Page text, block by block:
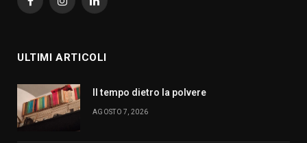
FacebookInstagramLinkedIn
ULTIMI ARTICOLI
Il tempo dietro la polvere
AGOSTO 7, 2026